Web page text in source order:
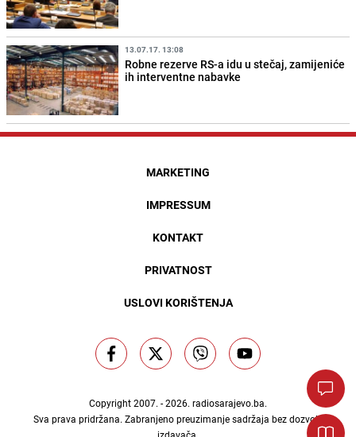
13.07.17. 13:08
Robne rezerve RS-a idu u stečaj, zamijeniće
ih interventne nabavke
MARKETING
IMPRESSUM
KONTAKT
PRIVATNOST
USLOVI KORIŠTENJA
Copyright 2007. - 2026. radiosarajevo.ba.
Sva prava pridržana. Zabranjeno preuzimanje sadržaja bez dozvole
izdavača.